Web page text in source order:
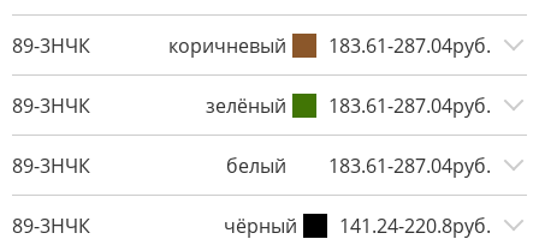
89-3НЧК коричневый 183.61-287.04руб.
89-3НЧК зелёный 183.61-287.04руб.
89-3НЧК белый 183.61-287.04руб.
89-3НЧК чёрный 141.24-220.8руб.